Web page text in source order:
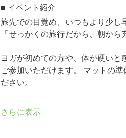
■ イベント紹介
旅先での目覚め、いつもより少し
「せっかくの旅行だから、朝か
ヨガが初めての方や、体が硬い
ご参加いただけます。 マットの
ださい。
さらに表示